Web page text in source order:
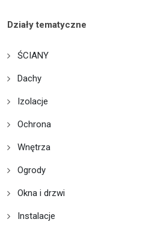
Działy tematyczne
ŚCIANY
Dachy
Izolacje
Ochrona
Wnętrza
Ogrody
Okna i drzwi
Instalacje